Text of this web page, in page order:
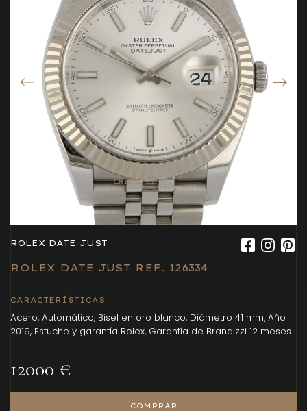
ROLEX DATE JUST
ROLEX DATE JUST REF. 126334
CARACTERÍSTICAS
Acero, Automático, Bisel en oro blanco, Diámetro 41 mm, Año
2019, Estuche y garantía Rolex, Garantía de Brandizzi 12 meses
12000 €
COMPRAR